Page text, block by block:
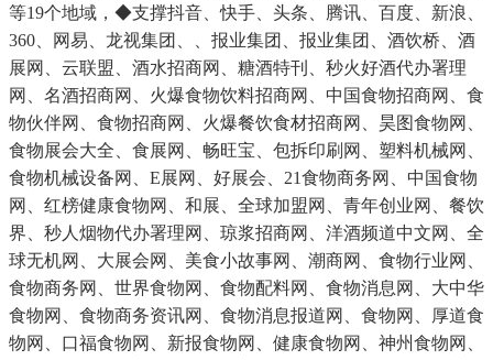
等19个地域，◆支撑抖音、快手、头条、腾讯、百度、新浪、
360、网易、龙视集团、、报业集团、报业集团、酒饮桥、酒
展网、云联盟、酒水招商网、糖酒特刊、秒火好酒代办署理
网、名酒招商网、火爆食物饮料招商网、中国食物招商网、食
物伙伴网、食物招商网、火爆餐饮食材招商网、昊图食物网、
食物展会大全、食展网、畅旺宝、包拆印刷网、塑料机械网、
食物机械设备网、E展网、好展会、21食物商务网、中国食物
网、红榜健康食物网、和展、全球加盟网、青年创业网、餐饮
界、秒人烟物代办署理网、琼浆招商网、洋酒频道中文网、全
球无机网、大展会网、美食小故事网、潮商网、食物行业网、
食物商务网、世界食物网、食物配料网、食物消息网、大中华
食物网、食物商务资讯网、食物消息报道网、食物网、厚道食
物网、口福食物网、新报食物网、健康食物网、神州食物网、